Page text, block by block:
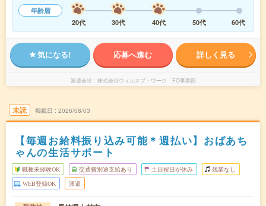
年齢層
20代
30代 40代 50代 60代
気になる! 応募へ進む 詳しく見る
派遣会社 株式会社ウィルオブ・ワーク FO事業部
未読 掲載日 2026/08/03
【毎週お給料振り込み可能＊週払い】おばあち
ゃんの生活サポート
職種未経験OK 交通費別途支給あり 土日祝日が休み 残業なし
WEB登録OK 派遣